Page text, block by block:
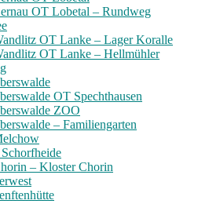
OT Lobetal – Rundweg
OT Lanke – Lager Koralle
OT Lanke – Hellmühler
OT Spechthausen
ZOO
– Familiengarten
– Kloster Chorin